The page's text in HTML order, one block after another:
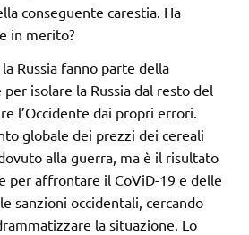
conseguente carestia. Ha
in merito?
Russia fanno parte della
isolare la Russia dal resto del
l’Occidente dai propri errori.
globale dei prezzi dei cereali
alla guerra, ma è il risultato
per affrontare il CoViD-19 e delle
sanzioni occidentali, cercando
la situazione. Lo